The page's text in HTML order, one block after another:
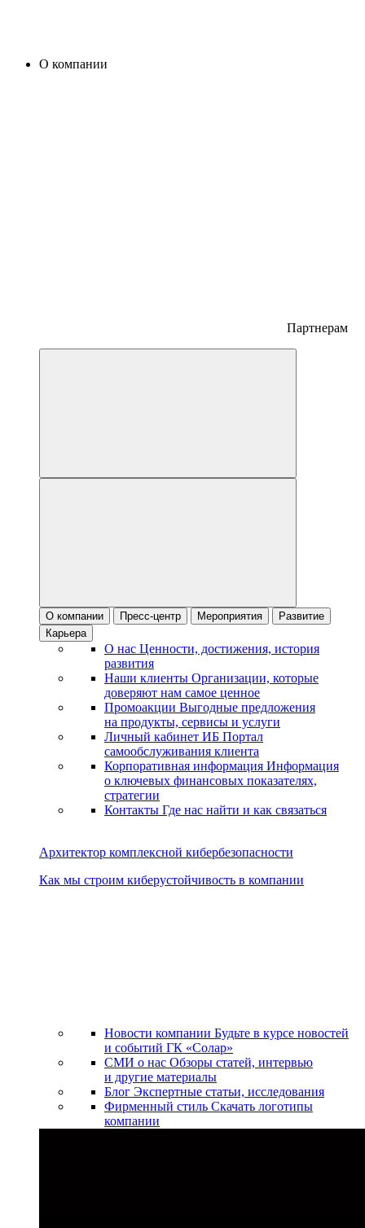
О компании
Партнерам
О компании Пресс-центр Мероприятия
Развитие
Карьера
О нас Ценности, достижения, история
развития
Наши клиенты Организации, которые
доверяют нам самое ценное
Промоакции Выгодные предложения
на продукты, сервисы и услуги
Личный кабинет ИБ Портал
самообслуживания клиента
Корпоративная информация Информация
о ключевых финансовых показателях,
стратегии
Контакты Где нас найти и как связаться
Архитектор комплексной кибербезопасности
Как мы строим киберустойчивость в компании
Новости компании Будьте в курсе новостей
и событий ГК «Солар»
СМИ о нас Обзоры статей, интервью
и другие материалы
Блог Экспертные статьи, исследования
Фирменный стиль Скачать логотипы
компании